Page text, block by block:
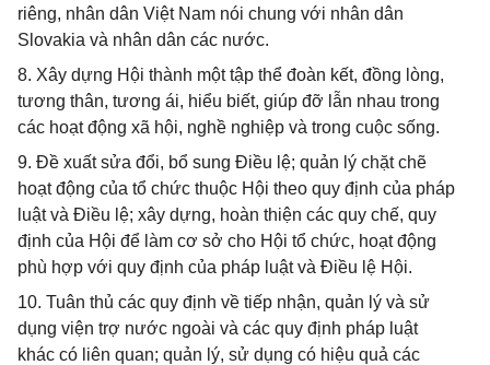
riêng, nhân dân Việt Nam nói chung với nhân dân
Slovakia và nhân dân các nước.
8. Xây dựng Hội thành một tập thể đoàn kết, đồng lòng,
tương thân, tương ái, hiểu biết, giúp đỡ lẫn nhau trong
các hoạt động xã hội, nghề nghiệp và trong cuộc sống.
9. Đề xuất sửa đổi, bổ sung Điều lệ; quản lý chặt chẽ
hoạt động của tổ chức thuộc Hội theo quy định của pháp
luật và Điều lệ; xây dựng, hoàn thiện các quy chế, quy
định của Hội để làm cơ sở cho Hội tổ chức, hoạt động
phù hợp với quy định của pháp luật và Điều lệ Hội.
10. Tuân thủ các quy định về tiếp nhận, quản lý và sử
dụng viện trợ nước ngoài và các quy định pháp luật
khác có liên quan; quản lý, sử dụng có hiệu quả các